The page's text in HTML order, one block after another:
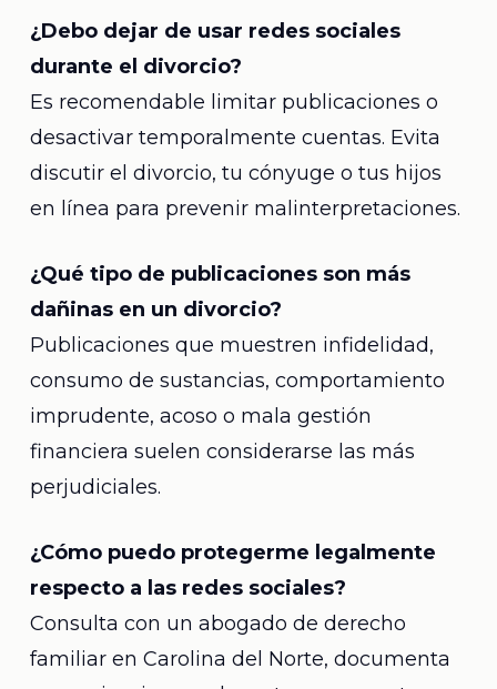
¿Debo dejar de usar redes sociales
durante el divorcio?
Es recomendable limitar publicaciones o
desactivar temporalmente cuentas. Evita
discutir el divorcio, tu cónyuge o tus hijos
en línea para prevenir malinterpretaciones.
¿Qué tipo de publicaciones son más
dañinas en un divorcio?
Publicaciones que muestren infidelidad,
consumo de sustancias, comportamiento
imprudente, acoso o mala gestión
financiera suelen considerarse las más
perjudiciales.
¿Cómo puedo protegerme legalmente
respecto a las redes sociales?
Consulta con un abogado de derecho
familiar en Carolina del Norte, documenta